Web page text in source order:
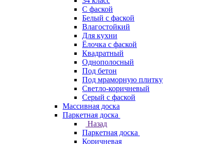
C фаской
Белый с фаской
Влагостойкий
Для кухни
Ёлочка с фаской
Квадратный
Однополосный
Под бетон
Под мраморную плитку
Светло-коричневый
Серый с фаской
Массивная доска
Паркетная доска
Назад
Паркетная доска
Коричневая